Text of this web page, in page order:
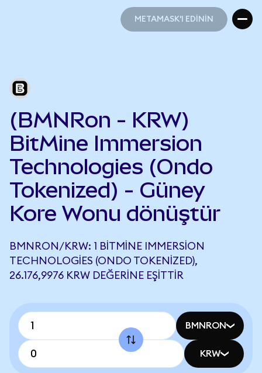
METAMASK'I EDİNİN
(BMNRon - KRW)
BitMine Immersion
Technologies (Ondo
Tokenized) - Güney
Kore Wonu dönüştür
BMNRON/KRW: 1 BITMINE IMMERSION
TECHNOLOGIES (ONDO TOKENIZED),
26.176,9976 KRW DEĞERINE EŞITTIR
BMNRON
KRW